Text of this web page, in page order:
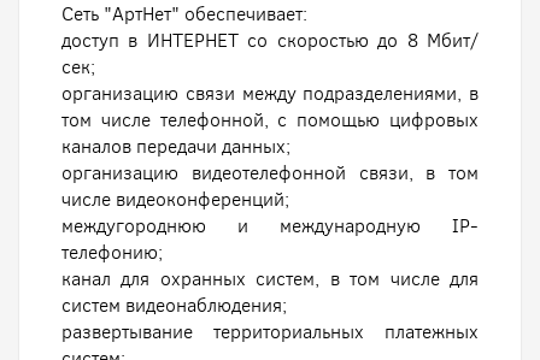
Сеть "АртНет" обеспечивает:
доступ в ИНТЕРНЕТ со скоростью до 8 Мбит/
сек;
организацию связи между подразделениями, в
том числе телефонной, с помощью цифровых
каналов передачи данных;
организацию видеотелефонной связи, в том
числе видеоконференций;
междугороднюю и международную IP-
телефонию;
канал для охранных систем, в том числе для
систем видеонаблюдения;
развертывание территориальных платежных